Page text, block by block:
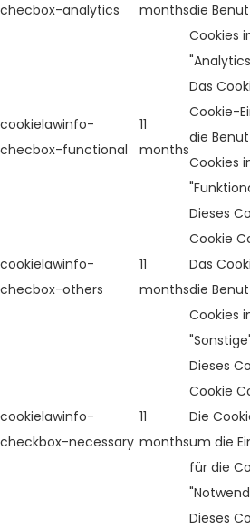
checbox-analytics
monthsdie
Cookies
cookielawinfo-
checbox-functional
11
months
Das
Cookie-
die
Cookies
cookielawinfo-
checbox-others
11
months
Dieses
Cookie
Das
die
Cookies
cookielawinfo-
checkbox-necessary
11
months
Dieses
Cookie
Die
um die
für die
Dieses